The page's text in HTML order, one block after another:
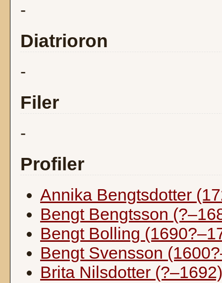
-
Diatrioron
-
Filer
-
Profiler
Annika Bengtsdotter
Bengt Bengtsson
Bengt Bolling
Bengt Svensson
Brita Nilsdotter (?–1692)